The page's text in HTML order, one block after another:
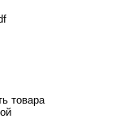
товара